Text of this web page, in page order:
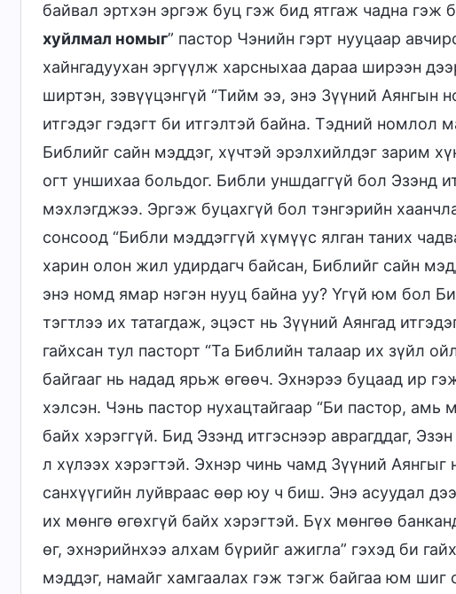
байвал эртхэн эргэж буц гэж бид ятгаж чадна гэж
хуйлмал номыг” пастор Чэнийн гэрт нууцаар
хайнгадуухан эргүүлж харсныхаа дараа ширээн
ширтэн, зэвүүцэнгүй “Тийм ээ, энэ Зүүний Аянгын
итгэдэг гэдэгт би итгэлтэй байна. Тэдний номлол
Библийг сайн мэддэг, хүчтэй эрэлхийлдэг зарим
огт уншихаа больдог. Библи уншдаггүй бол Эзэнд
мэхлэгджээ. Эргэж буцахгүй бол тэнгэрийн
сонсоод “Библи мэддэггүй хүмүүс ялган таних
харин олон жил удирдагч байсан, Библийг сайн
энэ номд ямар нэгэн нууц байна уу? Үгүй юм бол
тэгтлээ их татагдаж, эцэст нь Зүүний Аянгад
гайхсан тул пасторт “Та Библийн талаар их зүйл
байгааг нь надад ярьж өгөөч. Эхнэрээ буцаад ир
хэлсэн. Чэнь пастор нухацтайгаар “Би пастор,
байх хэрэггүй. Бид Эзэнд итгэснээр аврагддаг,
л хүлээх хэрэгтэй. Эхнэр чинь чамд Зүүний
санхүүгийн луйвраас өөр юу ч биш. Энэ асуудал
их мөнгө өгөхгүй байх хэрэгтэй. Бүх мөнгөө
өг, эхнэрийнхээ алхам бүрийг ажигла” гэхэд би
мэддэг, намайг хамгаалах гэж тэгж байгаа юм шиг